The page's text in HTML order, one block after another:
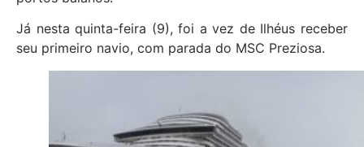
Já nesta quinta-feira (9), foi a vez de Ilhéus receber
seu primeiro navio, com parada do MSC Preziosa.